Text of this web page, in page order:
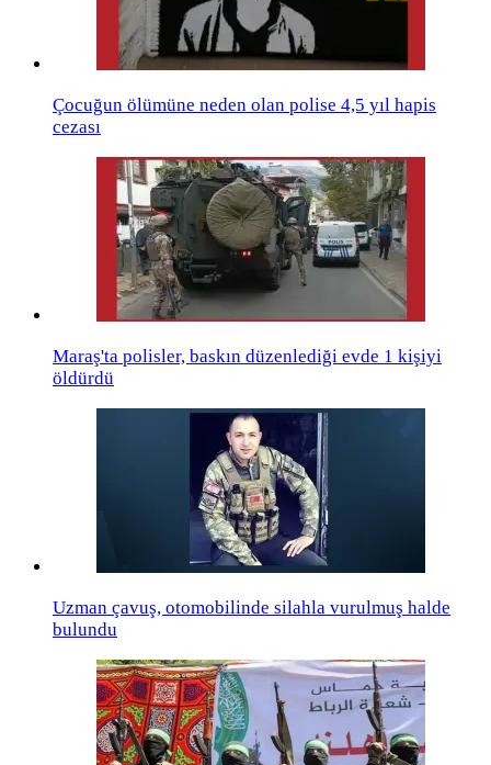
Çocuğun ölümüne neden olan polise 4,5 yıl hapis
cezası
Maraş'ta polisler, baskın düzenlediği evde 1 kişiyi
öldürdü
Uzman çavuş, otomobilinde silahla vurulmuş halde
bulundu